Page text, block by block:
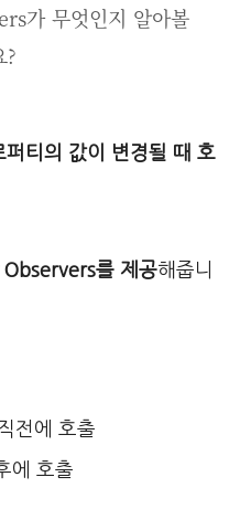
가 무엇인지 알아볼
?
티의 값이 변경될 때 호
를 제공해줍니
전에 호출
에 호출